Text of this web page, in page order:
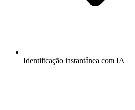
Identificação instantânea com IA